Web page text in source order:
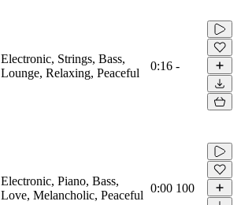
Electronic, Strings, Bass,
Lounge, Relaxing, Peaceful
0:16 -
Electronic, Piano, Bass,
Love, Melancholic, Peaceful
0:00 100